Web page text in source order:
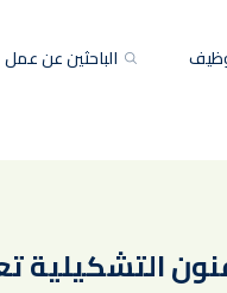
الباحثين عن عمل
تعلن (5) وظائف شاغرة